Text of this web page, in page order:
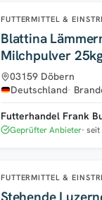
FUTTERMITTEL &
Blattina
Milchpulver
03159 Döbern
Deutschland
Futterhandel Frank
Geprüfter Anbieter seit
FUTTERMITTEL &